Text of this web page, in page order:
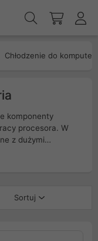
Chłodzenie do
komponenty
procesora. W
z dużymi
takie jak zapinki,
Sortuj